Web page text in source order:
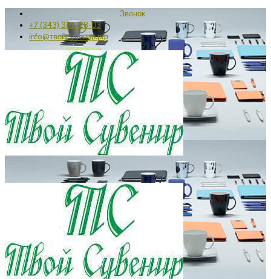
Звонок
+7 (343) 361-28-03
info@твойсувенир.рф